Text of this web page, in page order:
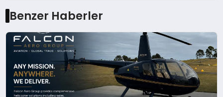
Benzer Haberler